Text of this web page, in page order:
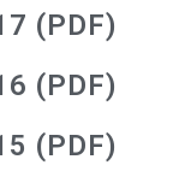
(PDF)
(PDF)
(PDF)